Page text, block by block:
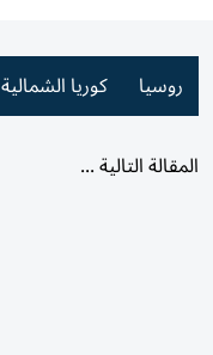
روسيا
كوريا الشمالية
المقالة التالية ...